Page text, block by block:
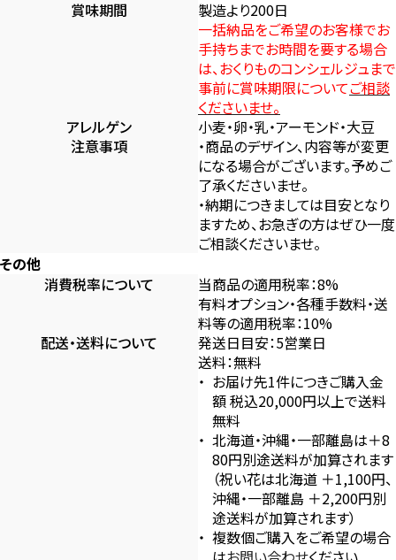
賞味期間
製造より200日
一括納品をご希望のお客様でお
手持ちまでお時間を要する場合
は、おくりものコンシェルジュまで
事前に賞味期限についてご相談
くださいませ。
アレルゲン
小麦・卵・乳・アーモンド・大豆
注意事項
・商品のデザイン、内容等が変更
になる場合がございます。予めご
了承くださいませ。
・納期につきましては目安となり
ますため、お急ぎの方はぜひ一度
ご相談くださいませ。
その他
消費税率について
当商品の適用税率：8%
有料オプション・各種手数料・送
料等の適用税率：10%
配送・送料について
発送日目安：5営業日
送料：無料
お届け先1件につきご購入金
額 税込20,000円以上で送料
無料
北海道・沖縄・一部離島は＋8
80円別途送料が加算されます
（祝い花は北海道 ＋1,100円、
沖縄・一部離島 ＋2,200円別
途送料が加算されます）
複数個ご購入をご希望の場合